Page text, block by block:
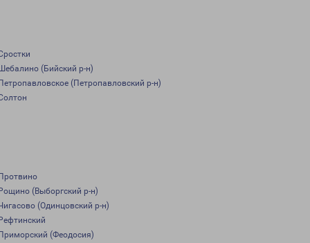
(Бийский р-н)
(Петропавловский р-н)
(Выборгский р-н)
(Одинцовский р-н)
(Феодосия)